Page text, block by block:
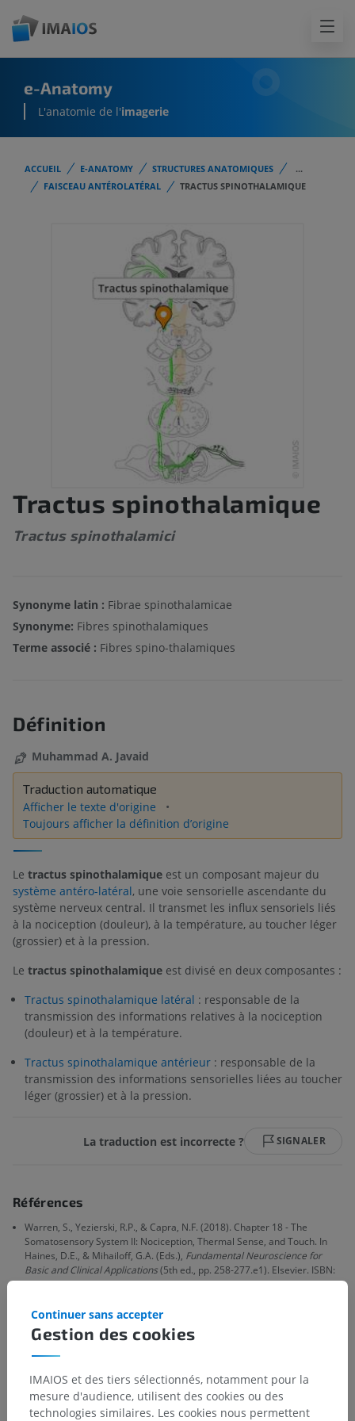
e-Anatomy
L'anatomie de l'imagerie
ACCUEIL E-ANATOMY STRUCTURES ANATOMIQUES
...
FAISCEAU ANTÉROLATÉRAL
TRACTUS SPINOTHALAMIQUE
Tractus spinothalamique
Tractus spinothalamici
Synonyme latin : Fibrae spinothalamicae
Synonyme: Fibres spinothalamiques
Terme associé : Fibres spino-thalamiques
Définition
Muhammad A. Javaid
Traduction automatique
Afficher le texte d'origine
Toujours afficher la définition d’origine
Le tractus spinothalamique est un composant majeur du
système antéro-latéral, une voie sensorielle ascendante du
système nerveux central. Il transmet les influx sensoriels liés
à la nociception (douleur), à la température, au toucher léger
(grossier) et à la pression.
Le tractus spinothalamique est divisé en deux composantes :
Tractus spinothalamique latéral : responsable de la
transmission des informations relatives à la nociception
(douleur) et à la température.
Tractus spinothalamique antérieur : responsable de la
transmission des informations sensorielles liées au toucher
léger (grossier) et à la pression.
La traduction est incorrecte ? SIGNALER
Références
Warren, S., Yezierski, R.P., & Capra, N.F. (2018). Chapter 18 - The
Somatosensory System II: Nociception, Thermal Sense, and Touch. In
Haines, D.E., & Mihailoff, G.A. (Eds.), Fundamental Neuroscience for
Basic and Clinical Applications(5th ed., pp. 258-277.e1). Elsevier. ISBN:
9780323396325.https://doi.org/10.1016/B978-0-323-39632-5.00018-9
Galerie
Gestion des cookies
Continuer sans accepter
IMAIOS et des tiers sélectionnés, notamment pour la
mesure d'audience, utilisent des cookies ou des
technologies similaires. Les cookies nous permettent